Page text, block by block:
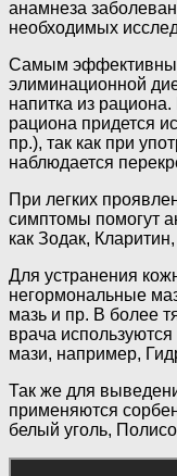
анамнеза
необходимых
Самым
элиминационной
напитка из
рациона придется
пр.), так как при
наблюдается
При легких
симптомы помогут
как Зодак,
Для устранения
негормональные
мазь и пр. В более
врача
мази, например,
Так же для
применяются
белый уголь,